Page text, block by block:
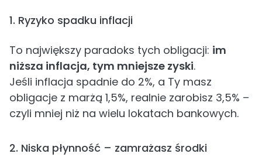
1. Ryzyko spadku inflacji
To największy paradoks tych obligacji: im
niższa inflacja, tym mniejsze zyski.
Jeśli inflacja spadnie do 2%, a Ty masz
obligacje z marżą 1,5%, realnie zarobisz 3,5% –
czyli mniej niż na wielu lokatach bankowych.
2. Niska płynność – zamrażasz środki